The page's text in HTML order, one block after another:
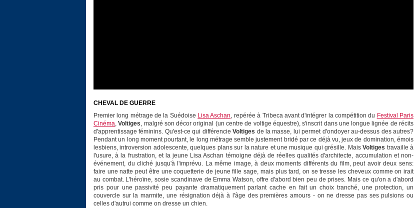
CHEVAL DE GUERRE
Premier long métrage de la Suédoise Lisa Aschan, repérée à Tribeca avant d'intégrer la compétition du Festival Paris
Cinéma,Voltiges, malgré son décor original (un centre de voltige équestre), s'inscrit dans une longue lignée de récits
d'apprentissage féminins. Qu'est-ce qui différencieVoltiges de la masse, lui permet d'ondoyer au-dessus des autres?
Pendant un long moment pourtant, le long métrage semble justement bridé par ce déjà vu, jeux de domination, émois
lesbiens, introversion adolescente, quelques plans sur la nature et une musique qui grésille. MaisVoltiges travaille à
l'usure, à la frustration, et la jeune Lisa Aschan témoigne déjà de réelles qualités d'architecte, accumulation et non-
événement, du cliché jusqu'à l'imprévu. La même image, à deux moments différents du film, peut avoir deux sens:
faire une natte peut être une coquetterie de jeune fille sage, mais plus tard, on se tresse les cheveux comme on irait
au combat. L'héroïne, sosie scandinave de Emma Watson, offre d'abord bien peu de prises. Mais ce qu'on a d'abord
pris pour une passivité peu payante dramatiquement parlant cache en fait un choix tranché, une protection, un
couvercle sur la marmite, une résignation déjà à l'âge des premières amours - on ne dresse pas ses pulsions ou
celles d'autrui comme on dresse un chien.